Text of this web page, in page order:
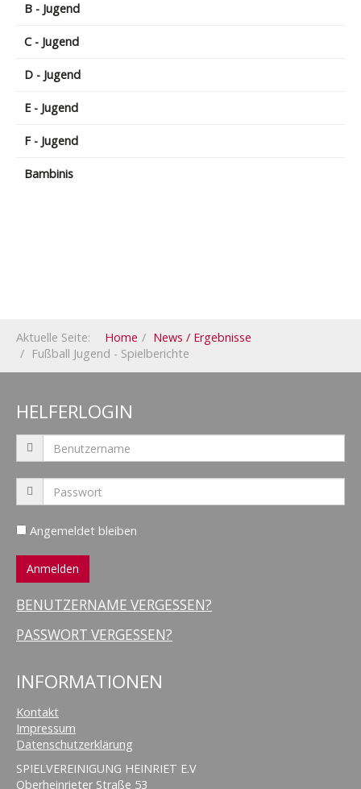
B - Jugend
C - Jugend
D - Jugend
E - Jugend
F - Jugend
Bambinis
Aktuelle Seite: Home
News / Ergebnisse
Fußball Jugend - Spielberichte
HELFERLOGIN
Angemeldet bleiben
BENUTZERNAME VERGESSEN?
PASSWORT VERGESSEN?
INFORMATIONEN
Kontakt
Impressum
Datenschutzerklärung
SPIELVEREINIGUNG HEINRIET E.V
Oberheinrieter Straße 53